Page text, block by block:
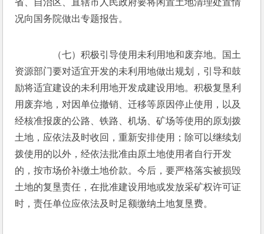
省、自治区、直辖市人民政府要将闲置土地清理处置情
况向国务院做出专题报告。
（七）积极引导使用未利用地和废弃地。国土
资源部门要对适宜开发的未利用地做出规划，引导和鼓
励将适宜建设的未利用地开发成建设用地。积极复垦利
用废弃地，对因单位撤销、迁移等原因停止使用，以及
经核准报废的公路、铁路、机场、矿场等使用的原划拨
土地，应依法及时收回，重新安排使用；除可以继续划
拨使用的以外，经依法批准由原土地使用者自行开发
的，按市场价补缴土地价款。今后，要严格落实被损毁
土地的复垦责任，在批准建设用地或发放采矿权许可证
时，责任单位应依法及时足额缴纳土地复垦费。